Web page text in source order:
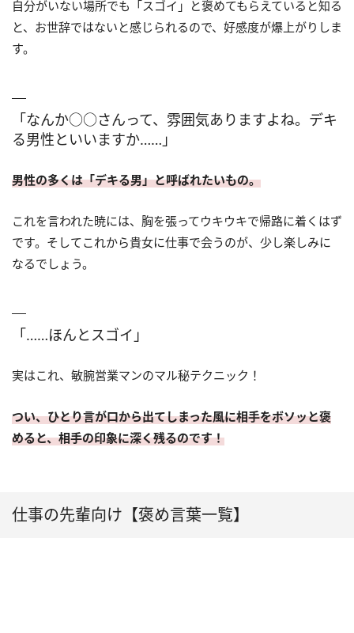
自分がいない場所でも「スゴイ」と褒めてもらえていると知る
と、お世辞ではないと感じられるので、好感度が爆上がりしま
す。
「なんか○○さんって、雰囲気ありますよね。デキ
る男性といいますか……」
男性の多くは「デキる男」と呼ばれたいもの。
これを言われた暁には、胸を張ってウキウキで帰路に着くはず
です。そしてこれから貴女に仕事で会うのが、少し楽しみに
なるでしょう。
「……ほんとスゴイ」
実はこれ、敏腕営業マンのマル秘テクニック！
つい、ひとり言が口から出てしまった風に相手をボソッと褒
めると、相手の印象に深く残るのです！
仕事の先輩向け【褒め言葉一覧】